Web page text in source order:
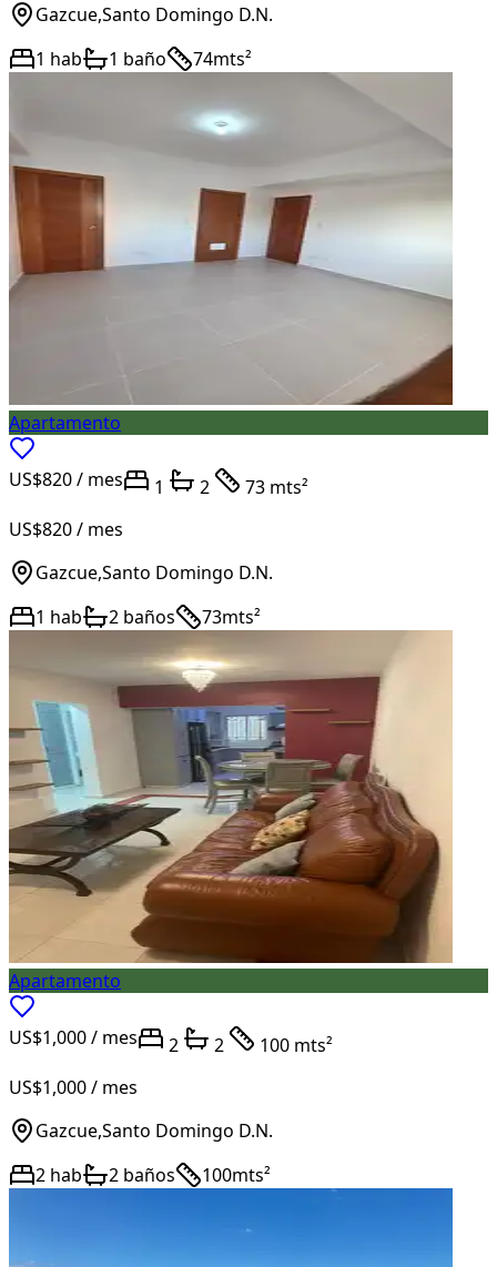
Gazcue,Santo Domingo D.N.
1 hab 1 baño 74mts²
Apartamento
US$820/ mes 1 2
73 mts²
US$820/ mes
Gazcue,Santo Domingo D.N.
1 hab 2 baños 73mts²
Apartamento
US$1,000/ mes 2 2
100 mts²
US$1,000/ mes
Gazcue,Santo Domingo D.N.
2 hab 2 baños 100mts²